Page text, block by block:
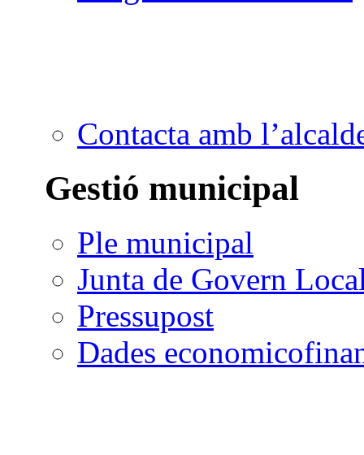
Contacta amb
Gestió municipal
Ple municipal
Junta de Govern
Pressupost
Dades